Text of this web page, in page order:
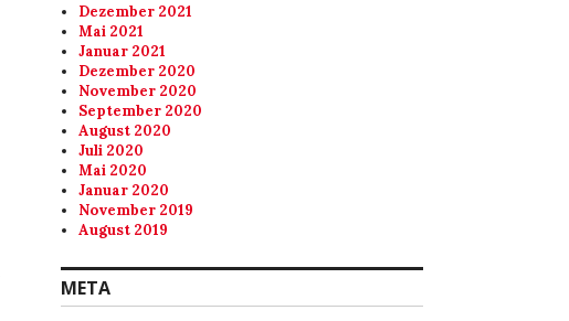
Dezember 2021
Mai 2021
Januar 2021
Dezember 2020
November 2020
September 2020
August 2020
Juli 2020
Mai 2020
Januar 2020
November 2019
August 2019
META